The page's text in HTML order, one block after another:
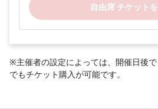
自由席 チケット
※主催者の設定によっては、開催日後
でもチケット購入が可能です。